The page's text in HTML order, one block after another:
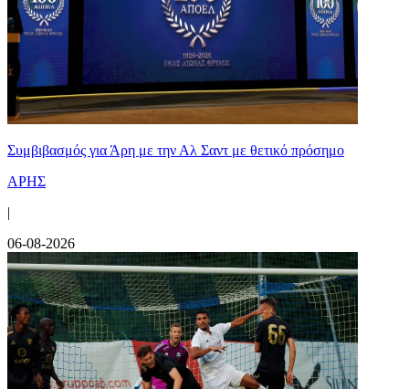
Συμβιβασμός για Άρη με την Αλ Σαντ με θετικό πρόσημο
ΑΡΗΣ
|
06-08-2026